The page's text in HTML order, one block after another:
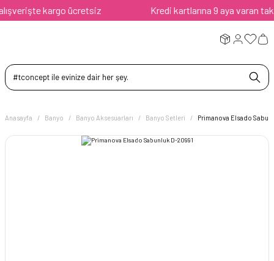
kargo ücretsiz Kredi kartlarına 9 aya varan taksit
Anasayfa Banyo Banyo Aksesuarları Banyo Setleri Primanova Elsado